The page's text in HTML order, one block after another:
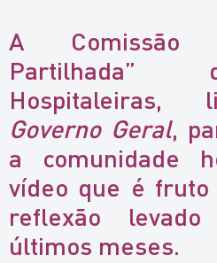
A Comissão
Partilhada”
Hospitaleiras,
Governo Geral,
a comunidade
vídeo que é
reflexão
últimos meses.